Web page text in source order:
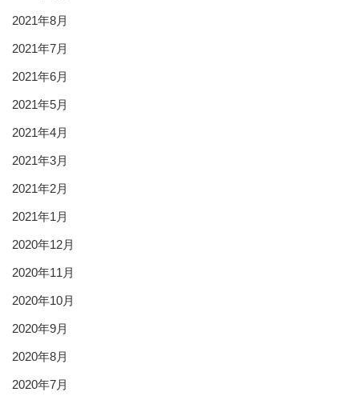
2021年8月
2021年7月
2021年6月
2021年5月
2021年4月
2021年3月
2021年2月
2021年1月
2020年12月
2020年11月
2020年10月
2020年9月
2020年8月
2020年7月